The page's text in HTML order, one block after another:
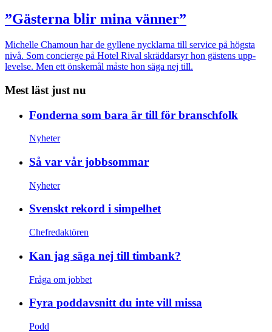
”Gästerna blir mina vänner”
Michelle Chamoun har de gyllene nycklarna till service på högsta
nivå. Som concierge på Hotel Rival skräddarsyr hon gästens upp­
levelse. Men ett önskemål måste hon säga nej till.
Mest läst just nu
Fonderna som bara är till för branschfolk
Nyheter
Så var vår jobbsommar
Nyheter
Svenskt rekord i simpelhet
Chefredaktören
Kan jag säga nej till timbank?
Fråga om jobbet
Fyra poddavsnitt du inte vill missa
Podd